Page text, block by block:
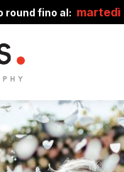
round fino al: martedì